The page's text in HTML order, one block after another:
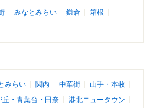
みなとみらい 鎌倉
箱根
みらい 関内 中華街
山手・本牧
丘・青葉台・田奈
港北ニュータウン